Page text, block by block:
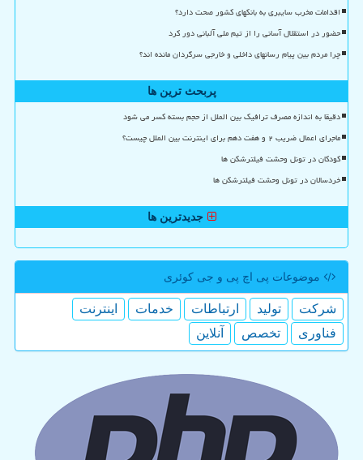
اقدامات مخرب سایبری به بانکهای کشور صحت دارد؟
حضور در استقلال آسانی را از تیم ملی آلبانی دور کرد
چرا مردم بین پیام رسانهای داخلی و خارجی سرگردان مانده اند؟
پربحث ترین ها
دقیقا به اندازه مصرف ترافیک بین الملل از حجم بسته کسر می شود
ماجرای اعمال ضریب ۲ و هفت دهم برای اینترنت بین الملل چیست؟
کودکان در تونل وحشت فیلترشکن ها
خردسالان در تونل وحشت فیلترشکن ها
جدیدترین ها
موضوعات پی اچ پی و جی كوئری
شركت تولید ارتباطات خدمات
اینترنت
فناوری
تخصص آنلاین